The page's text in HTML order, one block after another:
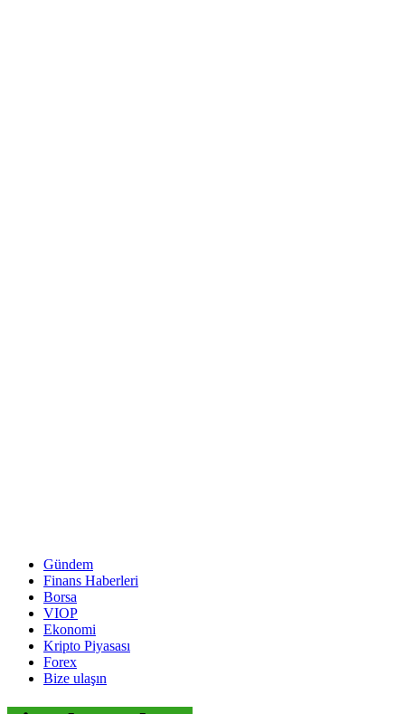
Gündem
Finans Haberleri
Borsa
VIOP
Ekonomi
Kripto Piyasası
Forex
Bize ulaşın